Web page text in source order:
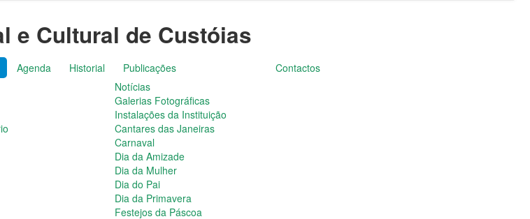
e Cultural de Custóias
Agenda Historial
Publicações
Notícias
Galerias Fotográficas
Instalações da Instituição
Cantares das Janeiras
Carnaval
Dia da Amizade
Dia da Mulher
Dia do Pai
Dia da Primavera
Festejos da Páscoa
Contactos